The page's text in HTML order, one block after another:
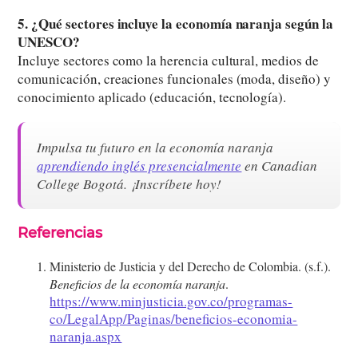
5. ¿Qué sectores incluye la economía naranja según la
UNESCO?
Incluye sectores como la herencia cultural, medios de
comunicación, creaciones funcionales (moda, diseño) y
conocimiento aplicado (educación, tecnología).
Impulsa tu futuro en la economía naranja
aprendiendo inglés presencialmente en Canadian
College Bogotá. ¡Inscríbete hoy!
Referencias
Ministerio de Justicia y del Derecho de Colombia. (s.f.).
Beneficios de la economía naranja.
https://www.minjusticia.gov.co/programas-
co/LegalApp/Paginas/beneficios-economia-
naranja.aspx